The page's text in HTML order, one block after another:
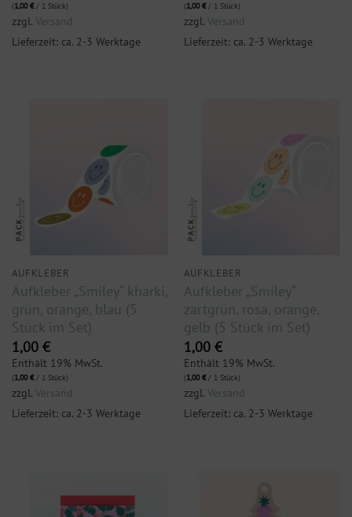
(1,00€/ 1 Stück)
zzgl. Versand
Lieferzeit: ca. 2-3 Werktage
(1,00€/ 1 Stück)
zzgl. Versand
Lieferzeit: ca. 2-3 Werktage
AUFKLEBER
Aufkleber „Smiley“ kharki,
grün, orange, blau (5
Stück im Set)
1,00 €
Enthält 19% MwSt.
(1,00€/ 1 Stück)
zzgl. Versand
Lieferzeit: ca. 2-3 Werktage
AUFKLEBER
Aufkleber „Smiley“
zartgrün, rosa, orange,
gelb (5 Stück im Set)
1,00 €
Enthält 19% MwSt.
(1,00€/ 1 Stück)
zzgl. Versand
Lieferzeit: ca. 2-3 Werktage